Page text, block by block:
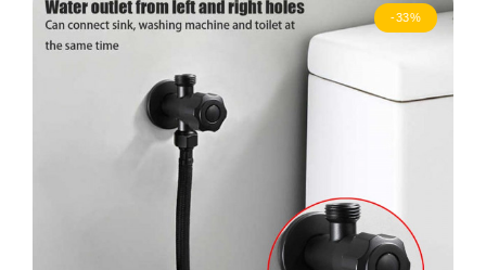
-33%